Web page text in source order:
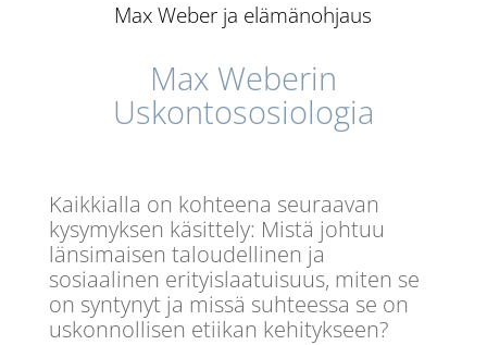
Max Weber ja elämänohjaus
Max Weberin
Uskontososiologia
Kaikkialla on kohteena seuraavan
kysymyksen käsittely: Mistä johtuu
länsimaisen taloudellinen ja
sosiaalinen erityislaatuisuus, miten se
on syntynyt ja missä suhteessa se on
uskonnollisen etiikan kehitykseen?